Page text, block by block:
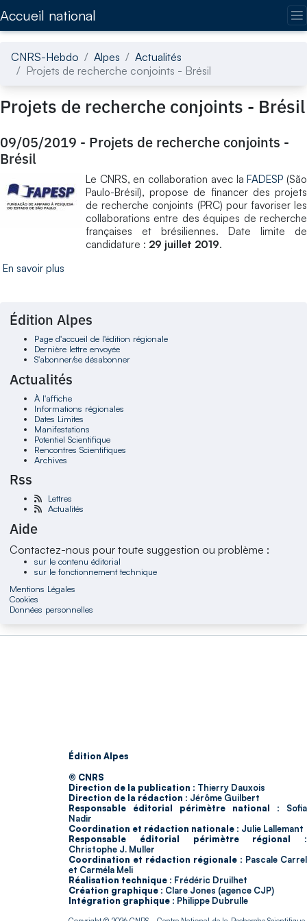
Accueil national
CNRS-Hebdo Alpes
Actualités
Projets de recherche conjoints - Brésil
Projets de recherche conjoints - Brésil
09/05/2019 - Projets de recherche conjoints -
Brésil
Le CNRS, en collaboration avec laFADESP (São
Paulo-Brésil), propose de financer des projets
de recherche conjoints (PRC) pour favoriser les
collaborations entre des équipes de recherche
françaises et brésiliennes. Date limite de
candidature : 29 juillet 2019.
En savoir plus
Édition Alpes
Page d'accueil de l'édition régionale
Dernière lettre envoyée
S'abonner/se désabonner
Actualités
À l'affiche
Informations régionales
Dates Limites
Manifestations
Potentiel Scientifique
Rencontres Scientifiques
Archives
Rss
Lettres
Actualités
Aide
Contactez-nous pour toute suggestion ou problème :
sur le contenu éditorial
sur le fonctionnement technique
Mentions Légales
Cookies
Données personnelles
Édition Alpes
© CNRS
Direction de la publication : Thierry Dauxois
Direction de la rédaction : Jérôme Guilbert
Responsable éditorial périmètre national : Sofia
Nadir
Coordination et rédaction nationale : Julie Lallemant
Responsable éditorial périmètre régional :
Christophe J. Muller
Coordination et rédaction régionale : Pascale Carrel
et Carméla Meli
Réalisation technique : Frédéric Druilhet
Création graphique : Clare Jones (agence CJP)
Intégration graphique : Philippe Dubrulle